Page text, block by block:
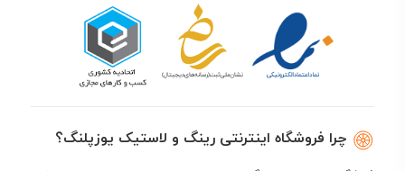
چرا فروشگاه اینترنتی رینگ و لاستیک یوزپلنگ؟